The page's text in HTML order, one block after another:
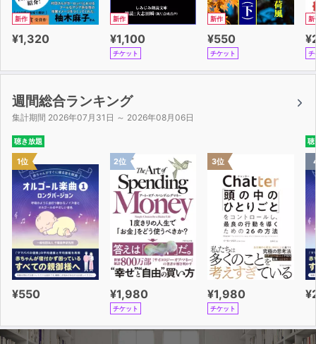
新作
¥1,320
新作
¥1,100
チケット
新作
¥550
チケット
新
チ
週間総合ランキング
集計期間 2026年07月31日 ～ 2026年08月06日
聴き放題
1位
¥550
2位
¥1,980
チケット
3位
¥1,980
チケット
聴